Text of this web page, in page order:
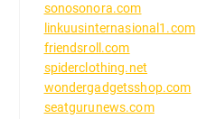
sonosonora.com
linkuusinternasional1.com
friendsroll.com
spiderclothing.net
wondergadgetsshop.com
seatgurunews.com